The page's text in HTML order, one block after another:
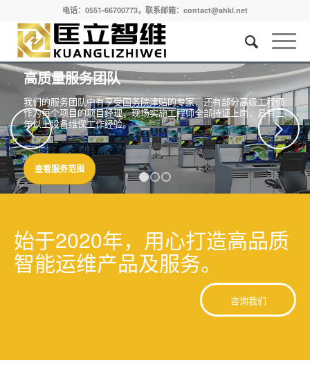
电话：0551-66700773，联系邮箱：contact@ahkl.net
高质量服务团队
我们的服务团队中有享受国务院津贴的专家，还有部分高级工程师
作为每个项目的项目经理，现场实施工程师全部持证上岗，具有三
年以上设备维保工作经验。
查看服务范围
下一页
始于2020年，用心打造高品质
智能运维产品及服务。
咨询我们